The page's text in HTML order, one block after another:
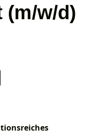
(m/w/d)